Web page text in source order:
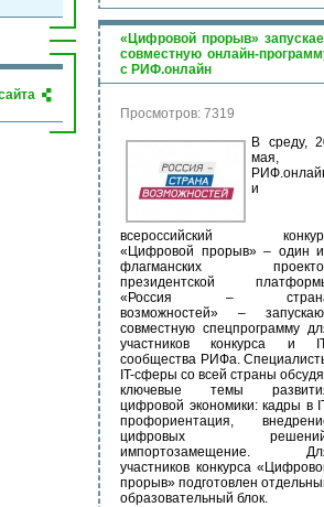
«Цифровой прорыв»
совместную онлайн-
с РИФ.онлайн
Просмотров: 7319
В среду,
мая,
и
всероссийский
«Цифровой прорыв» – один
флагманских
президентской
«Россия –
возможностей» –
совместную спецпрограмму
участников конкурса и
сообщества РИФа.
IT-сферы со всей страны
ключевые темы
цифровой экономики: кадры в
профориентация,
цифровых
импортозамещение.
участников конкурса
прорыв» подготовлен
образовательный блок.